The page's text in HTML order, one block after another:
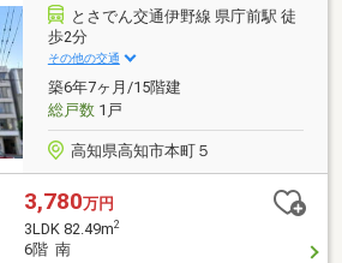
おり、参加しやすいロケーションです。
グランド通バス停まで徒歩2～3分！毎
学の移動手段としてはもちろん、多方面
好でお車を運転されない方も公共交通
すいです。
とさでん交通伊野線 県庁前駅 徒
歩2分
その他の交通
築6年7ヶ月/15階建
総戸数1戸
高知県高知市本町５
3,780万円
3LDK 82.49m2
6階 南